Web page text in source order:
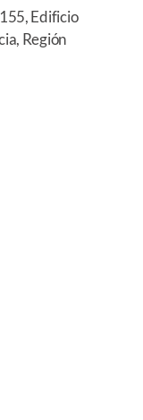
Edificio
Región